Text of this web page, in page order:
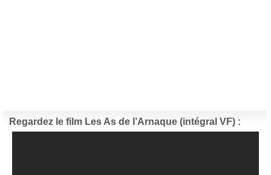
Regardez le film Les As de l’Arnaque (intégral VF) :